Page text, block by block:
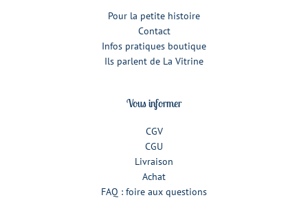
Pour la petite histoire
Contact
Infos pratiques boutique
Ils parlent de La Vitrine
Vous informer
CGV
CGU
Livraison
Achat
FAQ : foire aux questions